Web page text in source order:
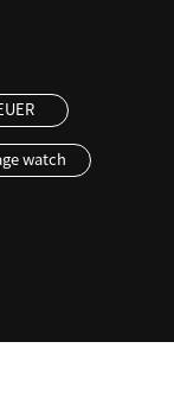
watch